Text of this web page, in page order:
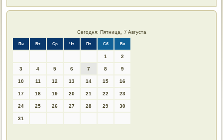
Сегодня: Пятница, 7 Августа
Пн Вт Ср Чт Пт Сб Вс
1 2
3 4 5 6 7 8 9
10 11 12 13 14 15 16
17 18 19 20 21 22 23
24 25 26 27 28 29 30
31